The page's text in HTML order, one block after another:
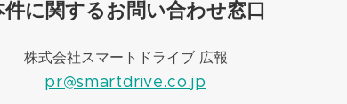
件に関するお問い合わせ窓口
株式会社スマートドライブ 広報
pr@smartdrive.co.jp